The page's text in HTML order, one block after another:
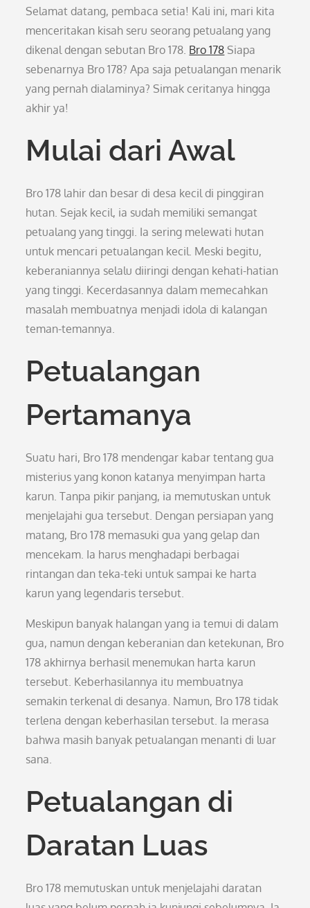
Selamat datang, pembaca setia! Kali ini, mari kita
menceritakan kisah seru seorang petualang yang
dikenal dengan sebutan Bro 178. Bro 178 Siapa
sebenarnya Bro 178? Apa saja petualangan menarik
yang pernah dialaminya? Simak ceritanya hingga
akhir ya!
Mulai dari Awal
Bro 178 lahir dan besar di desa kecil di pinggiran
hutan. Sejak kecil, ia sudah memiliki semangat
petualang yang tinggi. Ia sering melewati hutan
untuk mencari petualangan kecil. Meski begitu,
keberaniannya selalu diiringi dengan kehati-hatian
yang tinggi. Kecerdasannya dalam memecahkan
masalah membuatnya menjadi idola di kalangan
teman-temannya.
Petualangan
Pertamanya
Suatu hari, Bro 178 mendengar kabar tentang gua
misterius yang konon katanya menyimpan harta
karun. Tanpa pikir panjang, ia memutuskan untuk
menjelajahi gua tersebut. Dengan persiapan yang
matang, Bro 178 memasuki gua yang gelap dan
mencekam. Ia harus menghadapi berbagai
rintangan dan teka-teki untuk sampai ke harta
karun yang legendaris tersebut.
Meskipun banyak halangan yang ia temui di dalam
gua, namun dengan keberanian dan ketekunan, Bro
178 akhirnya berhasil menemukan harta karun
tersebut. Keberhasilannya itu membuatnya
semakin terkenal di desanya. Namun, Bro 178 tidak
terlena dengan keberhasilan tersebut. Ia merasa
bahwa masih banyak petualangan menanti di luar
sana.
Petualangan di
Daratan Luas
Bro 178 memutuskan untuk menjelajahi daratan